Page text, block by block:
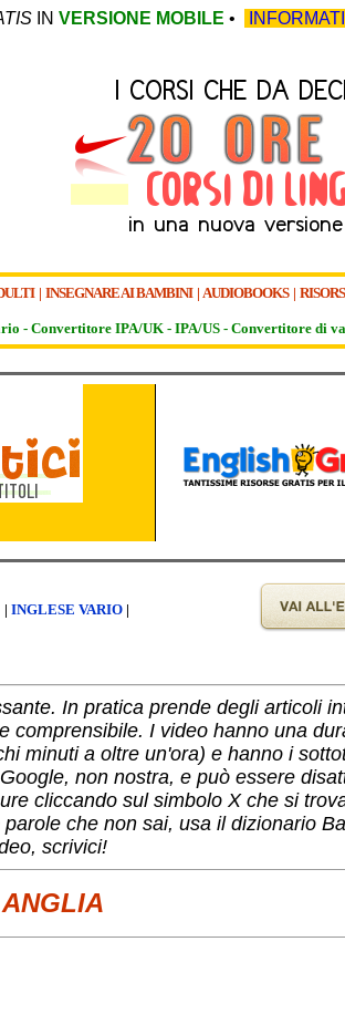
IN VERSIONE MOBILE •
| INSEGNARE AI BAMBINI| AUDIOBOOKS|
- Convertitore IPA/UK - IPA/US - Convertitore di
| INGLESE VARIO |
In pratica prende degli articoli
comprensibile. I video hanno una
minuti a oltre un'ora) e hanno i
non nostra, e può essere
cliccando sul simbolo X che si
che non sai, usa il dizionario
scrivici!